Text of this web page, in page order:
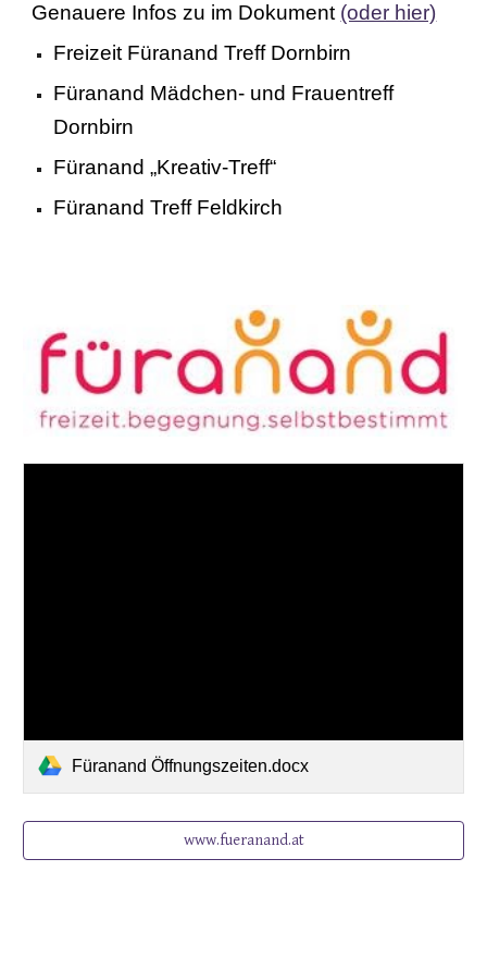
Genauere Infos zu im Dokument (oder hier)
Freizeit Füranand Treff Dornbirn
Füranand Mädchen- und Frauentreff
Dornbirn
Füranand „Kreativ-Treff“
Füranand Treff Feldkirch
Füranand Öffnungszeiten.docx
www.fueranand.at